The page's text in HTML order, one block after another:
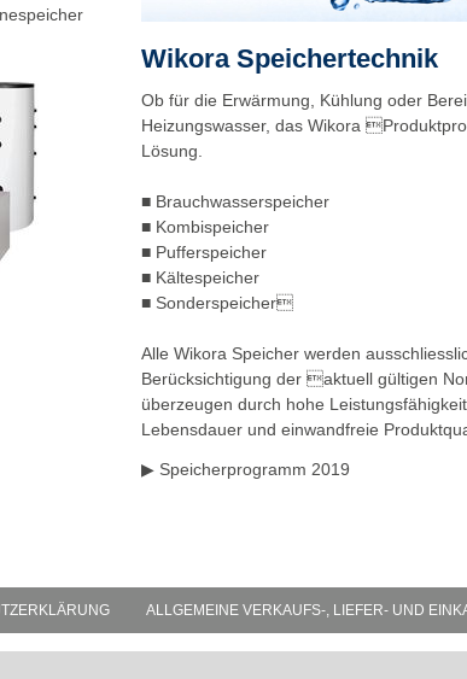
Wikora Speichertechnik
Ob für die Erwärmung, Kühlung oder
Heizungswasser, das Wikora
Lösung.
■ Brauchwasserspeicher
■ Kombispeicher
■ Pufferspeicher
■ Kältespeicher
■ Sonderspeicher
Alle Wikora Speicher werden
Berücksichtigung der aktuell gültigen
überzeugen durch hohe
Lebensdauer und einwandfreie
▶ Speicherprogramm 2019
ALLGEMEINE VERKAUFS-, LIEFER- UND